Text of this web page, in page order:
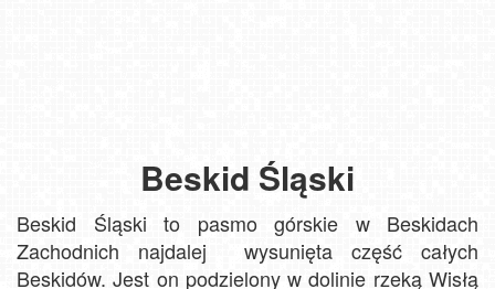
Beskid Śląski
Beskid Śląski to pasmo górskie w Beskidach
Zachodnich najdalej wysunięta część całych
Beskidów. Jest on podzielony w dolinie rzeką Wisłą